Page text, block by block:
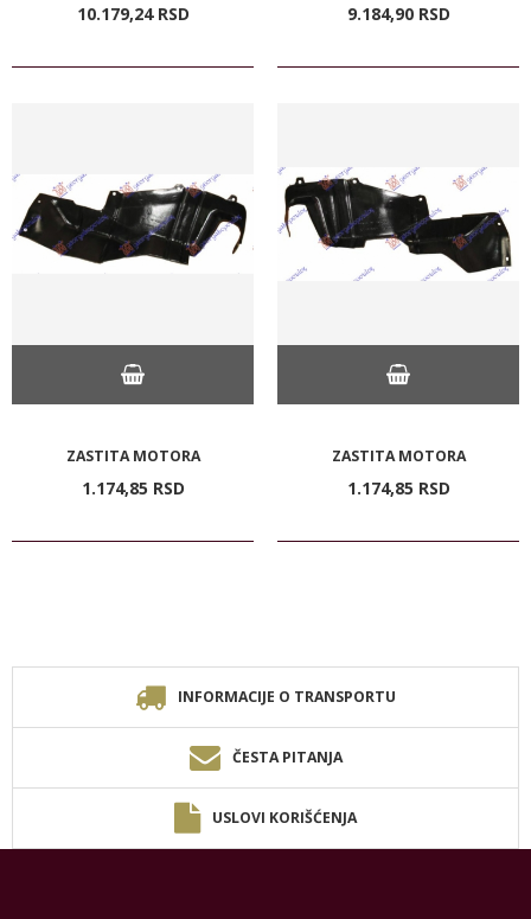
10.179,24 RSD 9.184,90 RSD
ZASTITA MOTORA
1.174,85 RSD
ZASTITA MOTORA
1.174,85 RSD
INFORMACIJE O TRANSPORTU
ČESTA PITANJA
USLOVI KORIŠĆENJA